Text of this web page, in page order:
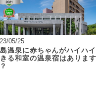
05/25
温泉に赤ちゃんがハイハイ
る和室の温泉宿はあります